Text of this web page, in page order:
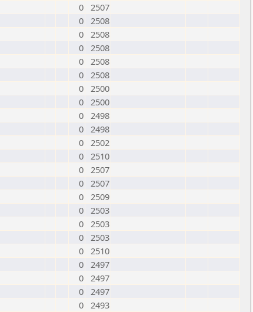
0 2507
0 2508
0 2508
0 2508
0 2508
0 2508
0 2500
0 2500
0 2498
0 2498
0 2502
0 2510
0 2507
0 2507
0 2509
0 2503
0 2503
0 2503
0 2510
0 2497
0 2497
0 2497
0 2493